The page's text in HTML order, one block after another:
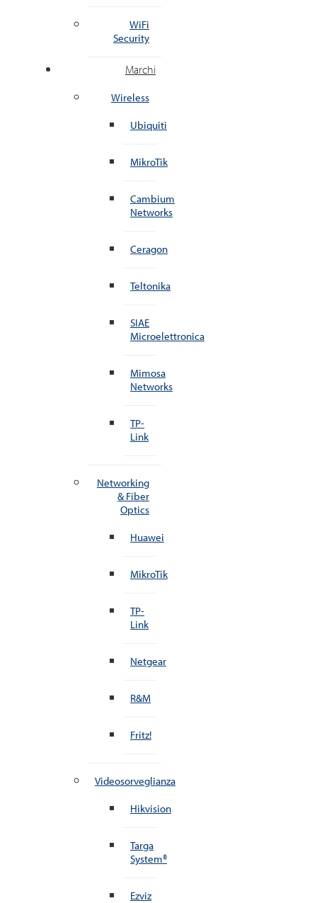
WiFi
Security
Marchi
Wireless
Ubiquiti
MikroTik
Cambium
Networks
Ceragon
Teltonika
SIAE
Microelettronica
Mimosa
Networks
TP-
Link
Networking
& Fiber
Optics
Huawei
MikroTik
TP-
Link
Netgear
R&M
Fritz!
Videosorveglianza
Hikvision
Targa
System®
Ezviz